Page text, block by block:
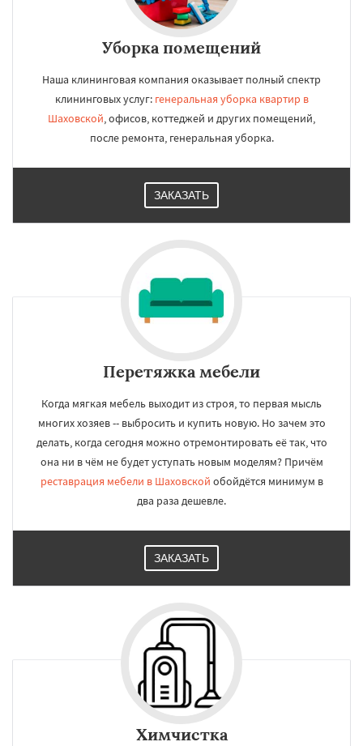
Уборка помещений
Наша клининговая компания оказывает полный спектр
клининговых услуг: генеральная уборка квартир в
Шаховской, офисов, коттеджей и других помещений,
после ремонта, генеральная уборка.
ЗАКАЗАТЬ
Перетяжка мебели
Когда мягкая мебель выходит из строя, то первая мысль
многих хозяев -- выбросить и купить новую. Но зачем это
делать, когда сегодня можно отремонтировать её так, что
она ни в чём не будет уступать новым моделям? Причём
реставрация мебели в Шаховской обойдётся минимум в
два раза дешевле.
ЗАКАЗАТЬ
Химчистка